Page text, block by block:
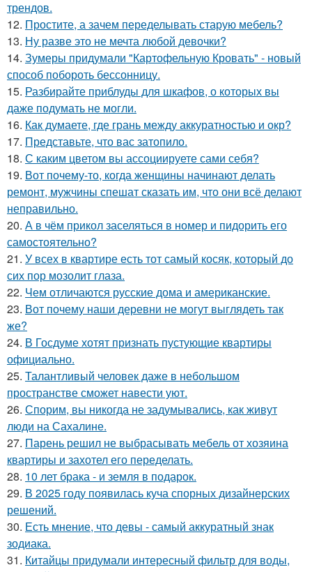
трендов.
12. Простите, а зачем переделывать старую мебель?
13. Ну разве это не мечта любой девочки?
14. Зумеры придумали "Картофельную Кровать" - новый
способ побороть бессонницу.
15. Разбирайте приблуды для шкафов, о которых вы
даже подумать не могли.
16. Как думаете, где грань между аккуратностью и окр?
17. Представьте, что вас затопило.
18. С каким цветом вы ассоциируете сами себя?
19. Вот почему-то, когда женщины начинают делать
ремонт, мужчины спешат сказать им, что они всё делают
неправильно.
20. А в чём прикол заселяться в номер и пидорить его
самостоятельно?
21. У всех в квартире есть тот самый косяк, который до
сих пор мозолит глаза.
22. Чем отличаются русские дома и американские.
23. Вот почему наши деревни не могут выглядеть так
же?
24. В Госдуме хотят признать пустующие квартиры
официально.
25. Талантливый человек даже в небольшом
пространстве сможет навести уют.
26. Спорим, вы никогда не задумывались, как живут
люди на Сахалине.
27. Парень решил не выбрасывать мебель от хозяина
квартиры и захотел его переделать.
28. 10 лет брака - и земля в подарок.
29. В 2025 году появилась куча спорных дизайнерских
решений.
30. Есть мнение, что девы - самый аккуратный знак
зодиака.
31. Китайцы придумали интересный фильтр для воды,